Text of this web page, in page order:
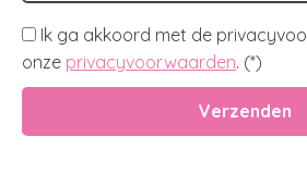
Ik ga akkoord met de
onze privacyvoorwaarden. (*)